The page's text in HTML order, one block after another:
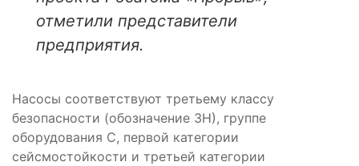
отметили представители
предприятия.
Насосы соответствуют третьему классу
безопасности (обозначение 3Н), группе
оборудования С, первой категории
сейсмостойкости и третьей категории